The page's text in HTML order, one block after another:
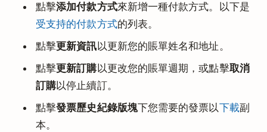
點擊添加付款方式來新增一種付款方式。以下是
受支持的付款方式的列表。
點擊更新資訊以更新您的賬單姓名和地址。
點擊更新訂購以更改您的賬單週期，或點擊取消
訂購以停止續訂。
點擊發票歷史紀錄版塊下您需要的發票以下載副
本。